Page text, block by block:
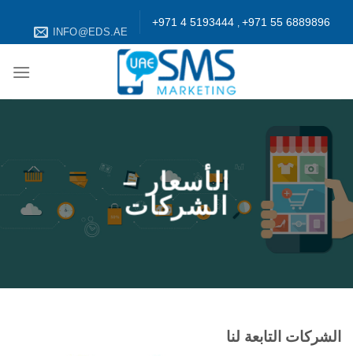
INFO@EDS.AE
+971 4 5193444 , +971 55 6889896
الأسعار –
الشركات
الشركات التابعة لنا